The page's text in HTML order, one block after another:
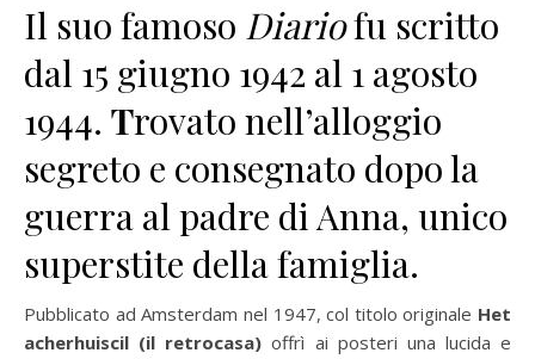
Il suo famoso Diariofu scritto
dal 15 giugno 1942 al 1 agosto
1944. Trovato nell’alloggio
segreto e consegnato dopo la
guerra al padre di Anna, unico
superstite della famiglia.
Pubblicato ad Amsterdam nel 1947, col titolo originale Het
acherhuiscil (il retrocasa)offrì ai posteri una lucida e